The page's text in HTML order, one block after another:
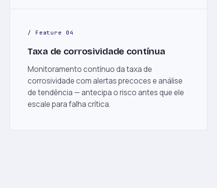
/ Feature 04
Taxa de corrosividade contínua
Monitoramento contínuo da taxa de
corrosividade com alertas precoces e análise
de tendência — antecipa o risco antes que ele
escale para falha crítica.